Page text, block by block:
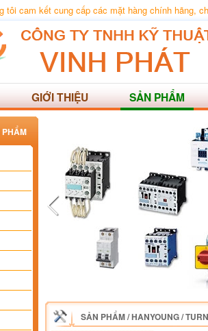
tôi cam kết cung cấp các mặt hàng chính hãng,
GIỚI THIỆU SẢN PHẨM
SẢN PHẨM/HANYOUNG/